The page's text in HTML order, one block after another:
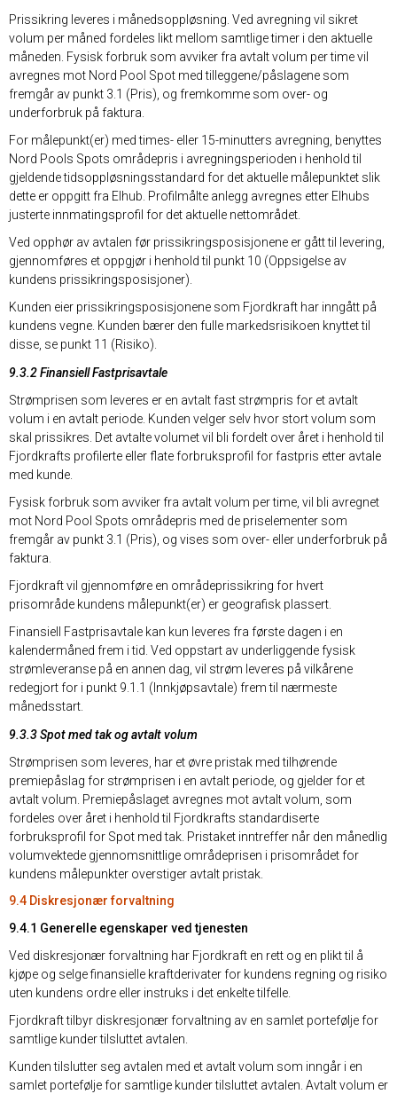
Prissikring leveres i månedsoppløsning. Ved avregning vil sikret
volum per måned fordeles likt mellom samtlige timer i den aktuelle
måneden. Fysisk forbruk som avviker fra avtalt volum per time vil
avregnes mot Nord Pool Spot med tilleggene/påslagene som
fremgår av punkt 3.1 (Pris), og fremkomme som over- og
underforbruk på faktura.
For målepunkt(er) med times- eller 15-minutters avregning, benyttes
Nord Pools Spots områdepris i avregningsperioden i henhold til
gjeldende tidsoppløsningsstandard for det aktuelle målepunktet slik
dette er oppgitt fra Elhub. Profilmålte anlegg avregnes etter Elhubs
justerte innmatingsprofil for det aktuelle nettområdet.
Ved opphør av avtalen før prissikringsposisjonene er gått til levering,
gjennomføres et oppgjør i henhold til punkt 10 (Oppsigelse av
kundens prissikringsposisjoner).
Kunden eier prissikringsposisjonene som Fjordkraft har inngått på
kundens vegne. Kunden bærer den fulle markedsrisikoen knyttet til
disse, se punkt 11 (Risiko).
9.3.2 Finansiell Fastprisavtale
Strømprisen som leveres er en avtalt fast strømpris for et avtalt
volum i en avtalt periode. Kunden velger selv hvor stort volum som
skal prissikres. Det avtalte volumet vil bli fordelt over året i henhold til
Fjordkrafts profilerte eller flate forbruksprofil for fastpris etter avtale
med kunde.
Fysisk forbruk som avviker fra avtalt volum per time, vil bli avregnet
mot Nord Pool Spots områdepris med de priselementer som
fremgår av punkt 3.1 (Pris), og vises som over- eller underforbruk på
faktura.
Fjordkraft vil gjennomføre en områdeprissikring for hvert
prisområde kundens målepunkt(er) er geografisk plassert.
Finansiell Fastprisavtale kan kun leveres fra første dagen i en
kalendermåned frem i tid. Ved oppstart av underliggende fysisk
strømleveranse på en annen dag, vil strøm leveres på vilkårene
redegjort for i punkt 9.1.1 (Innkjøpsavtale) frem til nærmeste
månedsstart.
9.3.3 Spot med tak og avtalt volum
Strømprisen som leveres, har et øvre pristak med tilhørende
premiepåslag for strømprisen i en avtalt periode, og gjelder for et
avtalt volum. Premiepåslaget avregnes mot avtalt volum, som
fordeles over året i henhold til Fjordkrafts standardiserte
forbruksprofil for Spot med tak. Pristaket inntreffer når den månedlig
volumvektede gjennomsnittlige områdeprisen i prisområdet for
kundens målepunkter overstiger avtalt pristak.
9.4 Diskresjonær forvaltning
9.4.1 Generelle egenskaper ved tjenesten
Ved diskresjonær forvaltning har Fjordkraft en rett og en plikt til å
kjøpe og selge finansielle kraftderivater for kundens regning og risiko
uten kundens ordre eller instruks i det enkelte tilfelle.
Fjordkraft tilbyr diskresjonær forvaltning av en samlet portefølje for
samtlige kunder tilsluttet avtalen.
Kunden tilslutter seg avtalen med et avtalt volum som inngår i en
samlet portefølje for samtlige kunder tilsluttet avtalen. Avtalt volum er